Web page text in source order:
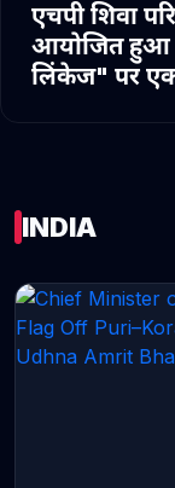
एचपी शिवा
आयोजित हुआ
लिंकेज" पर एक
INDIA